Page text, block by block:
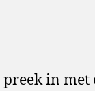
preek in